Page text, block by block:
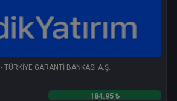
- TÜRKİYE GARANTİ BANKASI A.Ş.
184.95 ₺